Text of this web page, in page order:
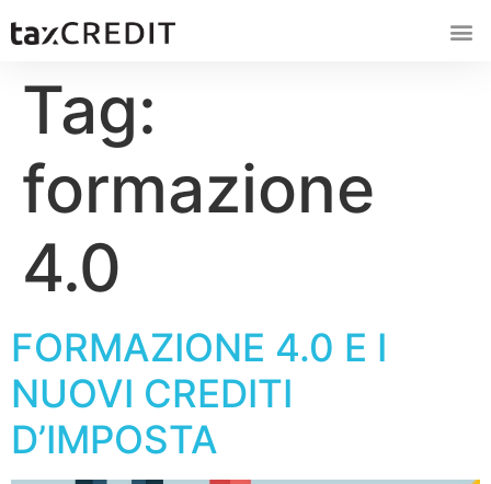
Tag:
formazione
4.0
FORMAZIONE 4.0 E I
NUOVI CREDITI
D’IMPOSTA